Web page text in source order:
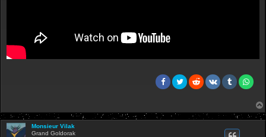
Monsieur Vilak
Grand Goldorak